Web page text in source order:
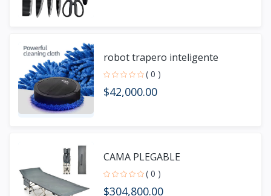
robot trapero inteligente
( 0 )
$42,000.00
CAMA PLEGABLE
( 0 )
$304,800.00